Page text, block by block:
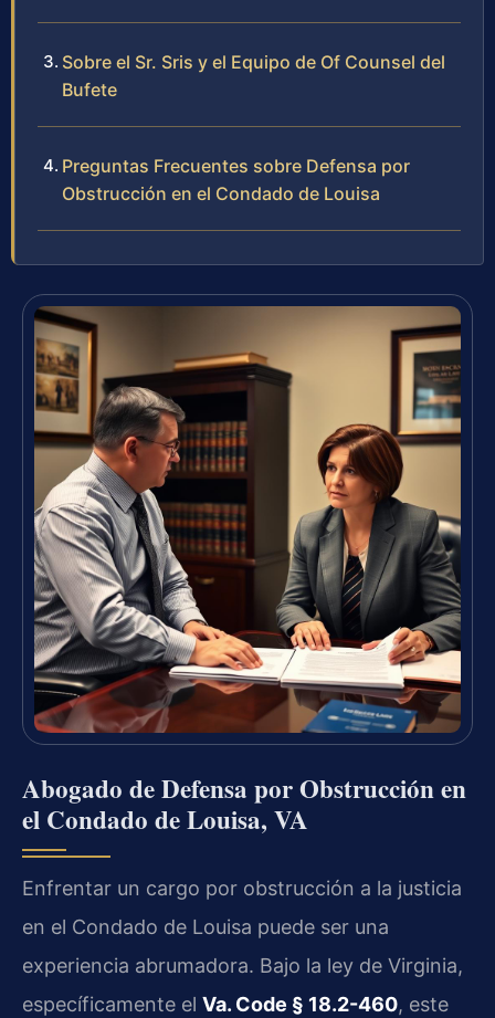
Sobre el Sr. Sris y el Equipo de Of Counsel del
Bufete
Preguntas Frecuentes sobre Defensa por
Obstrucción en el Condado de Louisa
Abogado de Defensa por Obstrucción en
el Condado de Louisa, VA
Enfrentar un cargo por obstrucción a la justicia
en el Condado de Louisa puede ser una
experiencia abrumadora. Bajo la ley de Virginia,
específicamente el Va. Code § 18.2-460, este